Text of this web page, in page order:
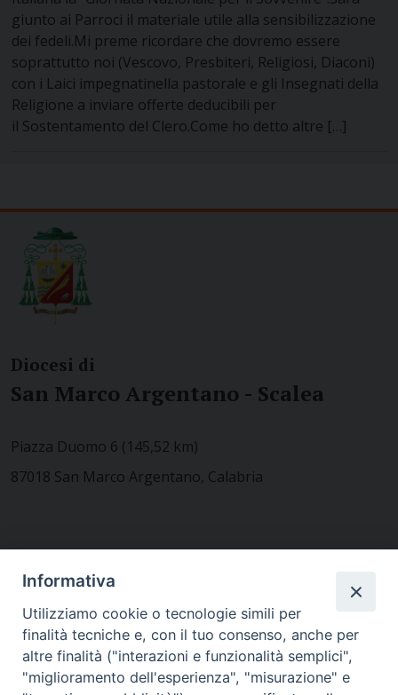
giunto ai Parroci il materiale utile alla sensibilizzazione
dei fedeli.Mi preme ricordare che dovremo essere
soprattutto noi (Vescovo, Presbiteri, Religiosi, Diaconi)
con i Laici impegnatinella pastorale e gli Insegnati della
Religione a inviare offerte deducibili per
il Sostentamento del Clero.Come ho detto altre […]
Diocesi di
San Marco Argentano - Scalea
Piazza Duomo 6 (145,52 km)
87018 San Marco Argentano, Calabria
MODULISTICA
Informativa
Utilizziamo cookie o tecnologie simili per
finalità tecniche e, con il tuo consenso, anche per
altre finalità ("interazioni e funzionalità semplici",
"miglioramento dell'esperienza", "misurazione" e